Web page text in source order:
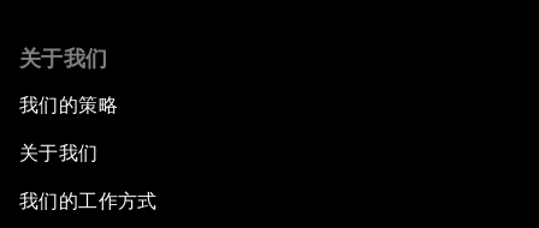
关于我们
我们的策略
关于我们
我们的工作方式